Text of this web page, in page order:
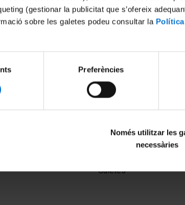
(gestionar la publicitat que s’ofereix
sobre les galetes podeu consultar la
Preferències
Només utilitzar les
necessàries
Endlich: Berlin Palimpsests of
and memorial monuments
2014
Galetes